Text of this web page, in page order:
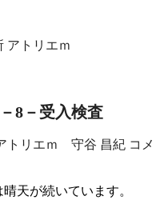
トリエｍ
8－受入検査
トリエｍ 守谷 昌紀 コメ
天が続いています。